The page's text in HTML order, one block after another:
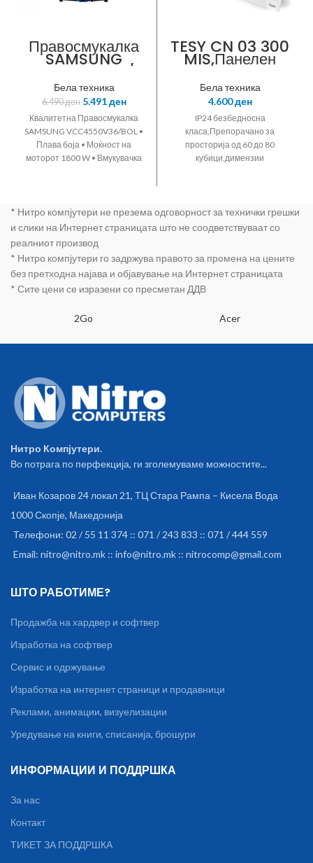
Правосмукалка
SAMSUNG
VCC4550V36/B
OL
Бела техника
6.490ден 5.491ден
Квалитетна Правосмукалка
SAMSUNG VCC4550V36/BOL •
Плава боја • Моќност на
моторот 1800 W • Вмукувачка
комора • Капацитет на садот
за прашина 1.3л • Контрола
моќност • Микро Филтер на
издувување • Pena филтер на
мотор • INOX Телескопска
цевка • Четка 2-Step (NB-250) •
пајажина • Автоматско
Радиус на движење 9.2м
TESY CN 03 300
MIS,Панелен
конвектор,3.0KW
,Ултра тивок и
брзо
загревачки,регул
ационен
термостат,безбе
дносен
термостат
Бела техника
4.600ден
IP24 безбедносна
класа,Препорачано за
просторија од 60 до 80
кубици,димензии
* Нитро компјутери не презема одговорност за технички грешки
и слики на Интернет страницата што не соодветствуваат со
реалниот производ
* Нитро компјутери го задржува правото за промена на цените
без претходна најава и објавување на Интернет страницата
* Сите цени се изразени со пресметан ДДВ
2Go Acer
Нитро Компјутери.
Во потрага по перфекција, ги зголемуваме можностите...
Иван Козаров 24 локал 21, ТЦ Стара Рампа – Кисела Вода
1000 Скопје, Македонија
Телефони: 02 / 55 11 374 :: 071 / 243 833 :: 071 / 444 559
Email: nitro@nitro.mk :: info@nitro.mk :: nitrocomp@gmail.com
ШТО РАБОТИМЕ?
Продажба на хардвер и софтвер
Изработка на софтвер
Сервис и одржување
Изработка на интернет страници и продавници
Реклами, анимации, визуелизации
Уредување на книги, списанија, брошури
ИНФОРМАЦИИ И ПОДДРШКА
За нас
Контакт
ТИКЕТ ЗА ПОДДРШКА